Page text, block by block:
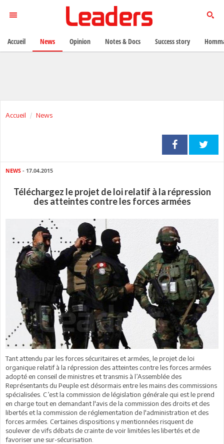
Accueil News
NEWS - 17.04.2015
Téléchargez le projet de loi relatif à la répression
des atteintes contre les forces armées
Tant attendu par les forces sécuritaires et armées, le projet de loi
organique relatif à la répression des atteintes contre les forces armées
adopté en conseil de ministres et transmis à l’Assemblée des
Représentants du Peuple est désormais entre les mains des commissions
spécialisées. C’est la commission de législation générale qui est le prend
en charge tout en demandant l'avis de la commission des droits et des
libertés et la commission de réglementation de l'administration et des
forces armées. Certaines dispositions y mentionnées risquent de
soulever de vifs débats de crainte de voir limitées les libertés et de
favoriser une sur-sécurisation.
Accueil News Opinion Notes & Docs Success story